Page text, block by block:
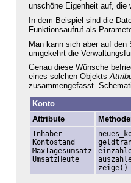
unschöne Eigenheit auf, die
In dem Beispiel sind die
Funktionsaufruf als
Man kann sich aber auf den
umgekehrt die
Genau diese Wünsche
eines solchen Objekts
zusammengefasst.
Konto
Attribute
Inhaber
Kontostand
MaxTagesumsatz
UmsatzHeute
zeige()